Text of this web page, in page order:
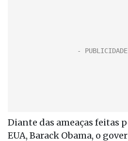
Diante das ameaças feitas
EUA, Barack Obama, o